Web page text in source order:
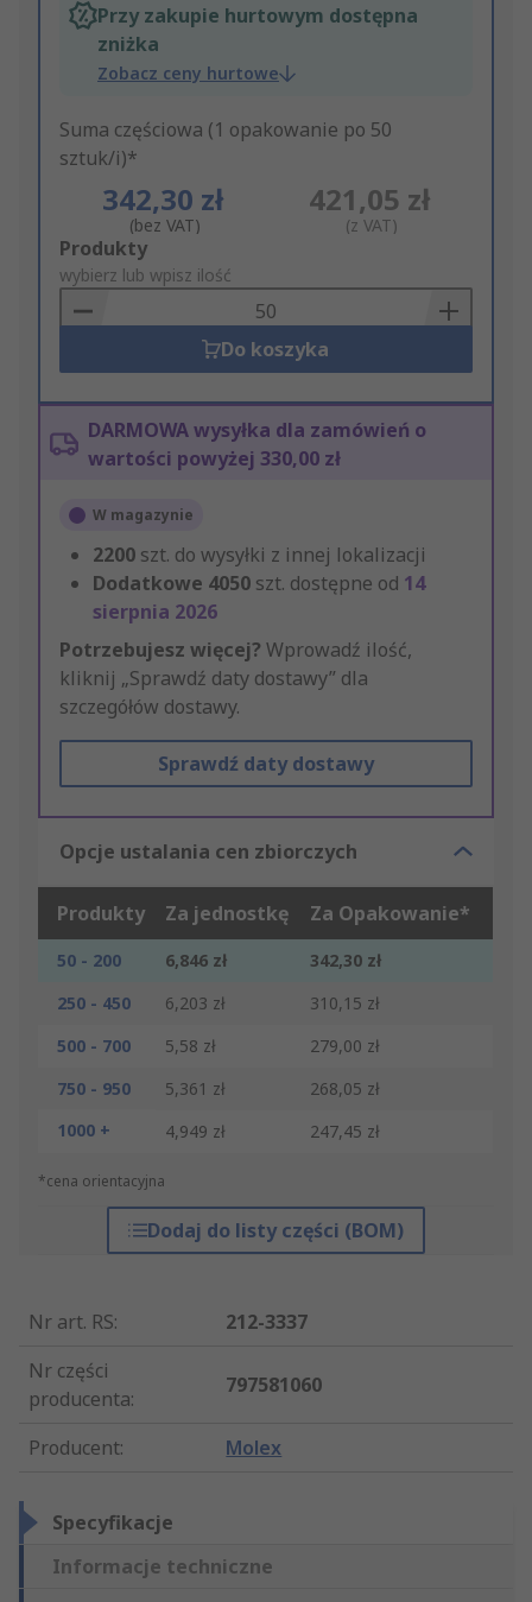
Przy zakupie hurtowym dostępna
zniżka
Zobacz ceny hurtowe
Suma częściowa (1 opakowanie po 50
sztuk/i)*
342,30 zł
(bez VAT)
421,05 zł
(z VAT)
Add
to
Basket
Produkty
wybierz lub wpisz ilość
Do koszyka
DARMOWA wysyłka dla zamówień o
wartości powyżej 330,00 zł
W magazynie
2200 szt. do wysyłki z innej lokalizacji
Dodatkowe 4050 szt. dostępne od 14
sierpnia 2026
Potrzebujesz więcej? Wprowadź ilość,
kliknij „Sprawdź daty dostawy” dla
szczegółów dostawy.
Sprawdź daty dostawy
Opcje ustalania cen zbiorczych
Produkty Za jednostkę Za Opakowanie*
50 - 200 6,846 zł
342,30 zł
250 - 450
6,203 zł
310,15 zł
500 - 700
5,58 zł
279,00 zł
750 - 950
5,361 zł
268,05 zł
1000 +
4,949 zł 247,45 zł
*cena orientacyjna
Dodaj do listy części (BOM)
Nr art. RS:
212-3337
Nr części
producenta:
797581060
Producent: Molex
Specyfikacje
Informacje techniczne